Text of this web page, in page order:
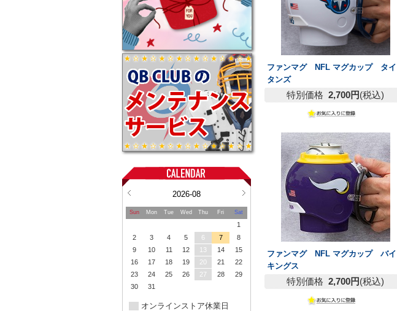
2026-08
Sun Mon Tue Wed Thu Fri Sat
1
2
3 4 5 6 7
8
9
10 11 12 13 14
15
16
17 18 19 20 21
22
23
24 25 26 27 28
29
30
31
オンラインストア休業日
ファンマグ NFL マグカップ タイ
タンズ
特別価格 2,700円(税込)
ファンマグ NFL マグカップ バイ
キングス
特別価格 2,700円(税込)